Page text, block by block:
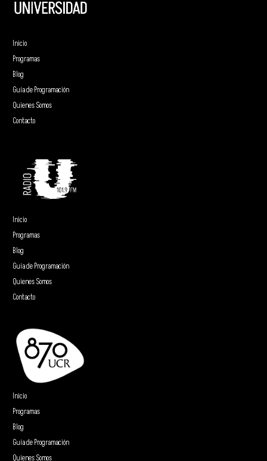
Inicio
Programas
Blog
Guía de Programación
Quienes Somos
Contacto
Inicio
Programas
Blog
Guía de Programación
Quienes Somos
Contacto
Inicio
Programas
Blog
Guía de Programación
Quienes Somos